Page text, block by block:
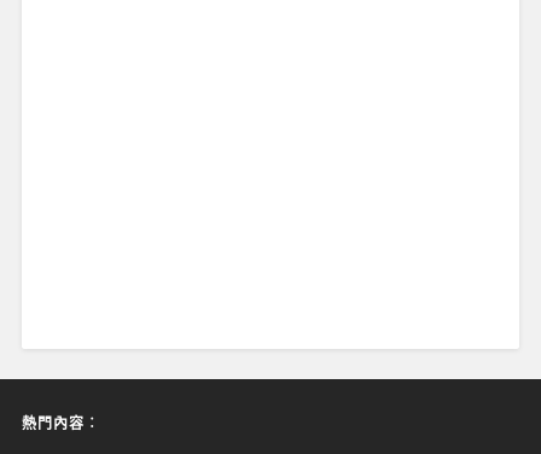
熱門內容︰